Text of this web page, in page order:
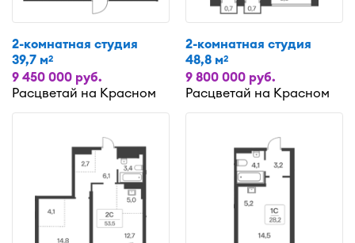
2-комнатная студия
39,7 м2
9 450 000 руб.
Расцветай на Красном
2-комнатная студия
48,8 м2
9 800 000 руб.
Расцветай на Красном